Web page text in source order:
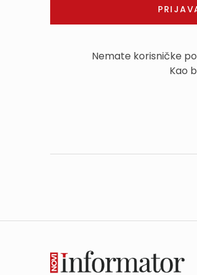
Nemate korisničke
Kao